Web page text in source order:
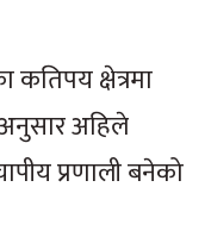
क्षेत्रमा
अहिले
प्रणाली बनेको